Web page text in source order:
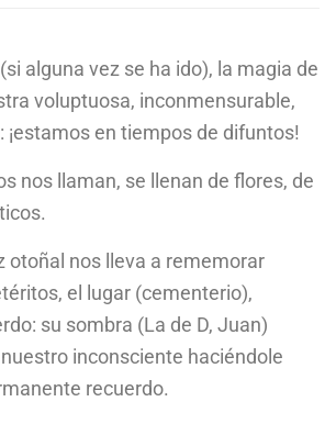
alguna vez se ha ido), la magia de
voluptuosa, inconmensurable,
¡estamos en tiempos de difuntos!
nos llaman, se llenan de flores, de
otoñal nos lleva a rememorar
el lugar (cementerio),
su sombra (La de D, Juan)
inconsciente haciéndole
recuerdo.